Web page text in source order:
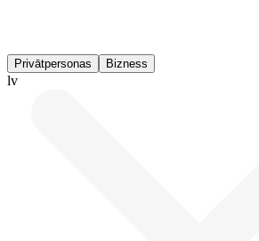
Privātpersonas Bizness
lv